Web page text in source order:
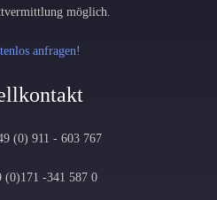
möglich.
anfragen!
(0) 911 - 603 767
(0)171 -341 587 0